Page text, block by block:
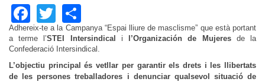
Facebook
Twitter
Adhereix-te a la Campanya “Espai lliure de masclisme” que està portant
a terme l’STEI Intersindical i l’Organización de Mujeresde la
Confederació Intersindical.
L’objectiu principal és vetllar per garantir els drets i les llibertats
de les persones treballadores i denunciar qualsevol situació de